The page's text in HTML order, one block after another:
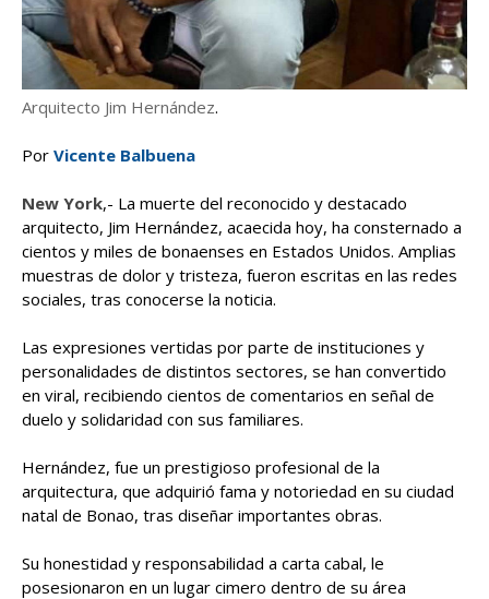
Arquitecto Jim Hernández.
Por Vicente Balbuena
New York,- La muerte del reconocido y destacado
arquitecto, Jim Hernández, acaecida hoy, ha consternado a
cientos y miles de bonaenses en Estados Unidos. Amplias
muestras de dolor y tristeza, fueron escritas en las redes
sociales, tras conocerse la noticia.
Las expresiones vertidas por parte de instituciones y
personalidades de distintos sectores, se han convertido
en viral, recibiendo cientos de comentarios en señal de
duelo y solidaridad con sus familiares.
Hernández, fue un prestigioso profesional de la
arquitectura, que adquirió fama y notoriedad en su ciudad
natal de Bonao, tras diseñar importantes obras.
Su honestidad y responsabilidad a carta cabal, le
posesionaron en un lugar cimero dentro de su área